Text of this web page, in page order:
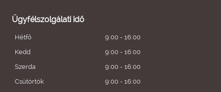
Ügyfélszolgálati idő
Hétfő
9:00 - 16:00
Kedd
9:00 - 16:00
Szerda
9:00 - 16:00
Csütörtök
9:00 - 16:00